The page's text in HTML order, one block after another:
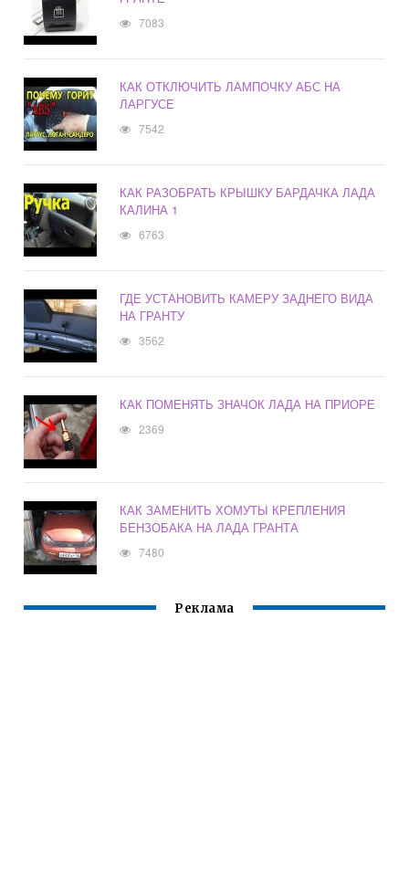
7083
КАК ОТКЛЮЧИТЬ ЛАМПОЧКУ АБС НА
ЛАРГУСЕ
7542
КАК РАЗОБРАТЬ КРЫШКУ БАРДАЧКА ЛАДА
КАЛИНА 1
6763
ГДЕ УСТАНОВИТЬ КАМЕРУ ЗАДНЕГО ВИДА
НА ГРАНТУ
3562
КАК ПОМЕНЯТЬ ЗНАЧОК ЛАДА НА ПРИОРЕ
2369
КАК ЗАМЕНИТЬ ХОМУТЫ КРЕПЛЕНИЯ
БЕНЗОБАКА НА ЛАДА ГРАНТА
7480
Реклама